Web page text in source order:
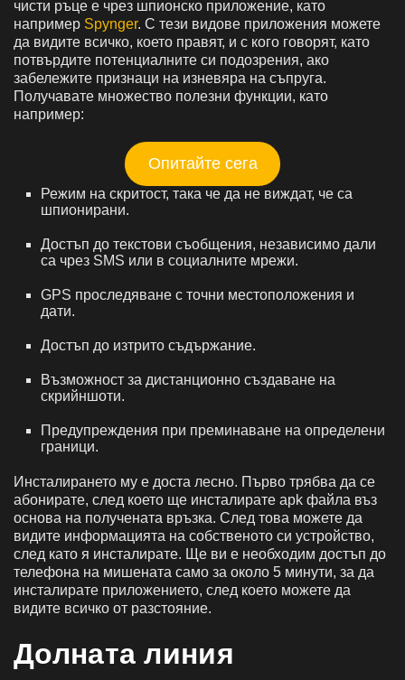
чисти ръце е чрез шпионско приложение, като
например Spynger. С тези видове приложения можете
да видите всичко, което правят, и с кого говорят, като
потвърдите потенциалните си подозрения, ако
забележите признаци на изневяра на съпруга.
Получавате множество полезни функции, като
например:
Опитайте сега
Режим на скритост, така че да не виждат, че са
шпионирани.
Достъп до текстови съобщения, независимо дали
са чрез SMS или в социалните мрежи.
GPS проследяване с точни местоположения и
дати.
Достъп до изтрито съдържание.
Възможност за дистанционно създаване на
скрийншоти.
Предупреждения при преминаване на определени
граници.
Инсталирането му е доста лесно. Първо трябва да се
абонирате, след което ще инсталирате apk файла въз
основа на получената връзка. След това можете да
видите информацията на собственото си устройство,
след като я инсталирате. Ще ви е необходим достъп до
телефона на мишената само за около 5 минути, за да
инсталирате приложението, след което можете да
видите всичко от разстояние.
Долната линия